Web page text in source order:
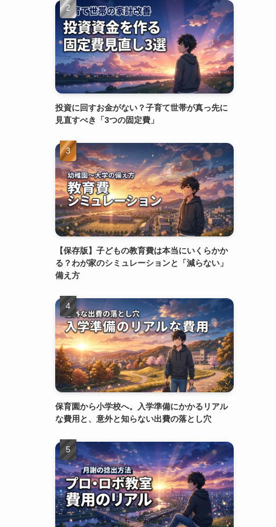
投資に回すお金がない？子育て世帯が真っ先に
見直すべき「3つの固定費」
【保存版】子どもの教育費は本当にいくらかか
る？わが家のシミュレーションと「減らない」
備え方
保育園から小学校へ。入学準備にかかるリアル
な費用と、意外と知らない出費の落とし穴